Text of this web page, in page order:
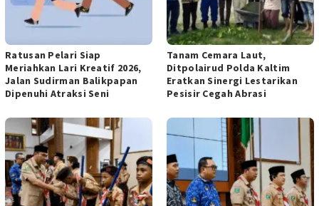
Ratusan Pelari Siap
Meriahkan Lari Kreatif 2026,
Jalan Sudirman Balikpapan
Dipenuhi Atraksi Seni
Tanam Cemara Laut,
Ditpolairud Polda Kaltim
Eratkan Sinergi Lestarikan
Pesisir Cegah Abrasi